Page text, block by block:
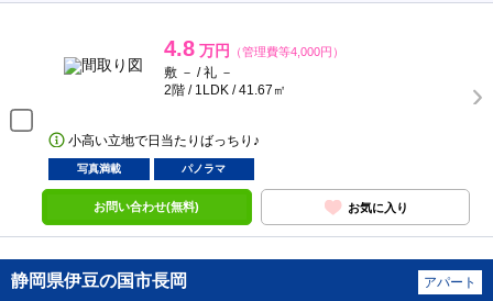
4.8 万円 （管理費等4,000円）
敷 － / 礼 －
2階 / 1LDK / 41.67㎡
小高い立地で日当たりばっちり♪
写真満載 パノラマ
お問い合わせ(無料) お気に入り
静岡県伊豆の国市長岡 アパート